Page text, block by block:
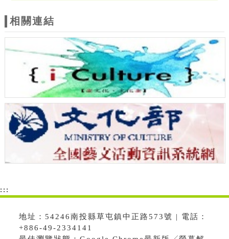
相關連結
:::
地址：54246南投縣草屯鎮中正路573號 | 電話：
+886-49-2334141